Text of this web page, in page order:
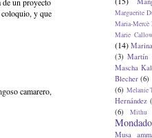
de un proyecto
y que
camarero,
Marguerite
Maria-Mercè
Marie
(14)
(3) Martín
Mascha
Blecher (6)
(6) Melanie
Hernández
(6)
Mithu
Musa